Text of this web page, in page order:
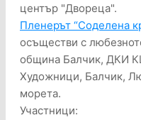
център "Двореца".
Пленерът “Соделена
осъществи с
община Балчик, ДКИ
Художници, Балчик,
морета.
Участници: